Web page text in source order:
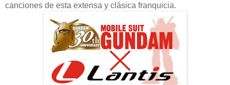
canciones de esta extensa y clásica franquicia.